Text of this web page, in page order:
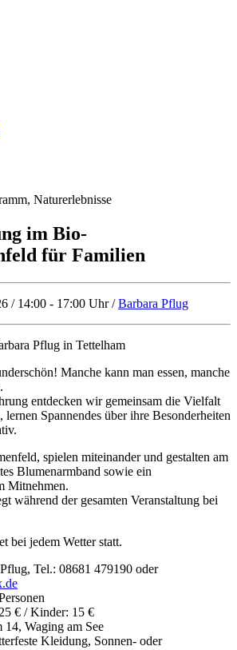
Naturerlebnisse
im Bio-
für Familien
/ 14:00 - 17:00 Uhr /Barbara Pflug
Pflug in Tettelham
Manche kann man essen, manche
entdecken wir gemeinsam die Vielfalt
Spannendes über ihre Besonderheiten
spielen miteinander und gestalten am
Blumenarmband sowie ein
Mitnehmen.
während der gesamten Veranstaltung bei
bei jedem Wetter statt.
Tel.: 08681 479190 oder
€ / Kinder: 15 €
14, Waging am See
Kleidung, Sonnen- oder